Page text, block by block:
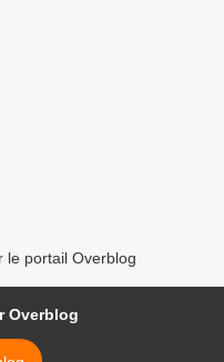
le portail Overblog
Overblog